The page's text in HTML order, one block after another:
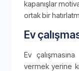
kapanışlar
ortak bir
Ev
Ev
vermek yerine